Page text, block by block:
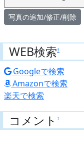
写真の追加/修正/削除
WEB検索†
Googleで検索
Amazonで検索
楽天で検索
コメント †